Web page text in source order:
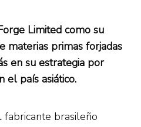
Limited como su
materias primas forjadas
en su estrategia por
el país asiático.
fabricante brasileño